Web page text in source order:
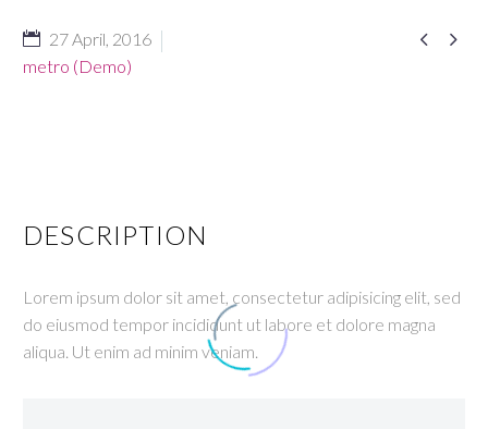
 
27 April, 2016
metro (Demo)
DESCRIPTION
Lorem ipsum dolor sit amet, consectetur adipisicing elit, sed
do eiusmod tempor incididunt ut labore et dolore magna
aliqua. Ut enim ad minim veniam.